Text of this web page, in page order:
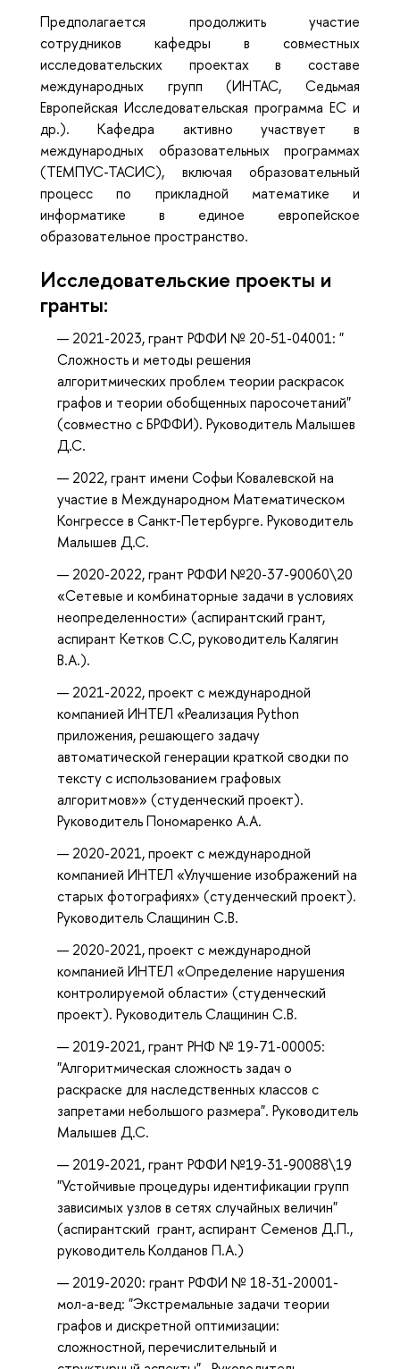
Предполагается продолжить участие
сотрудников кафедры в совместных
исследовательских проектах в составе
международных групп (ИНТАС, Седьмая
Европейская Исследовательская программа ЕС и
др.). Кафедра активно участвует в
международных образовательных программах
(ТЕМПУС-ТАСИС), включая образовательный
процесс по прикладной математике и
информатике в единое европейское
образовательное пространство.
Исследовательские проекты и
гранты:
2021-2023, грант РФФИ № 20-51-04001: "
Сложность и методы решения
алгоритмических проблем теории раскрасок
графов и теории обобщенных паросочетаний"
(совместно с БРФФИ). Руководитель Малышев
Д.С.
2022, грант имени Софьи Ковалевской на
участие в Международном Математическом
Конгрессе в Санкт-Петербурге. Руководитель
Малышев Д.С.
2020-2022, грант РФФИ №20-37-90060\20
«Cетевые и комбинаторные задачи в условиях
неопределенности» (аспирантский грант,
аспирант Кетков С.С, руководитель Калягин
В.А.).
2021-2022, проект с международной
компанией ИНТЕЛ «Реализация Python
приложения, решающего задачу
автоматической генерации краткой сводки по
тексту с использованием графовых
алгоритмов»» (студенческий проект).
Руководитель Пономаренко А.А.
2020-2021, проект с международной
компанией ИНТЕЛ «Улучшение изображений на
старых фотографиях» (студенческий проект).
Руководитель Слащинин С.В.
2020-2021, проект с международной
компанией ИНТЕЛ «Определение нарушения
контролируемой области» (студенческий
проект). Руководитель Слащинин С.В.
2019-2021, грант РНФ № 19-71-00005:
"Алгоритмическая сложность задач о
раскраске для наследственных классов с
запретами небольшого размера". Руководитель
Малышев Д.С.
2019-2021, грант РФФИ №19-31-90088\19
"Устойчивые процедуры идентификации групп
зависимых узлов в сетях случайных величин"
(аспирантский грант, аспирант Семенов Д.П.,
руководитель Колданов П.А.)
2019-2020: грант РФФИ № 18-31-20001-
мол-а-вед: "Экстремальные задачи теории
графов и дискретной оптимизации:
сложностной, перечислительный и